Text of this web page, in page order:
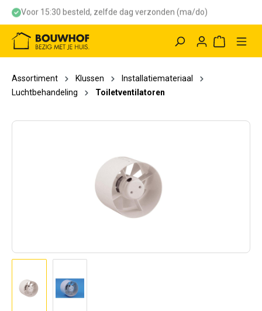
Voor 15:30 besteld, zelfde dag verzonden (ma/do)
Assortiment Klussen
Installatiemateriaal
Luchtbehandeling
Toiletventilatoren